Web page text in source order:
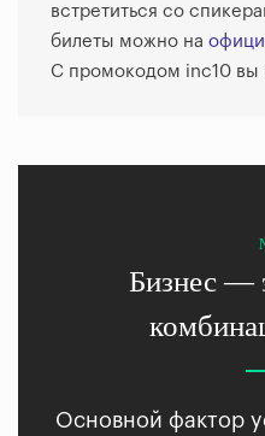
встретиться со
билеты можно на
С промокодом inc10 вы
Бизнес —
Основной фактор